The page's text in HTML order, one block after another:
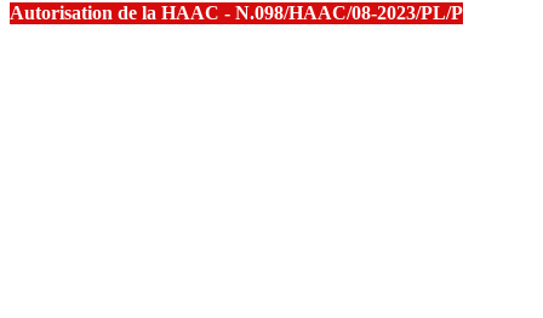
Autorisation de la HAAC - N.098/HAAC/08-2023/PL/P